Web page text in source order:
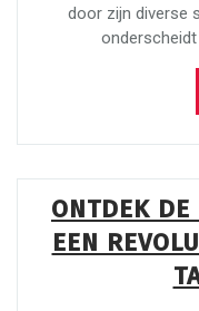
door zijn diverse
ONTDEK
EEN